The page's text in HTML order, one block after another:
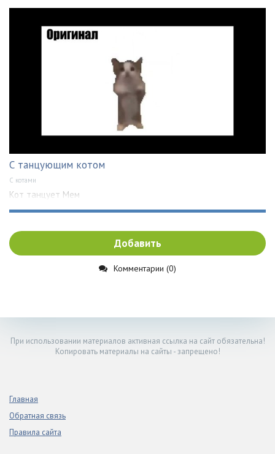
С танцующим котом
С котами
Кот танцует Мем
Добавить
Комментарии (0)
При использовании материалов активная ссылка на сайт обязательна!
Копировать материалы на сайты - запрещено!
Главная
Обратная связь
Правила сайта